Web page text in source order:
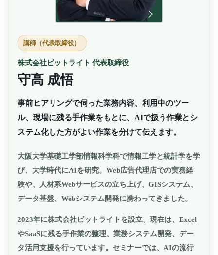
講師（代表取締役）
株式会社ビットライト 代表取締役
守高 成悟
事前ヒアリングで伺った業務内容、利用中のツー
ル、現場に残る手作業をもとに、AIで扱う作業とシ
ステム化した方がよい作業を分けて伝えます。
大阪大学基礎工学部情報科学科で情報工学と統計学を学
び、大学時代にAIを研究。Web広告代理店での実務経
験や、人材系Webサービスの立ち上げ、GISシステム、
データ基盤、Webシステム開発に携わってきました。
2023年に株式会社ビットライトを設立。現在は、Excel
やSaaSに残る手作業の整理、業務システム開発、デー
タ活用支援を行っています。セミナーでは、AIの流行